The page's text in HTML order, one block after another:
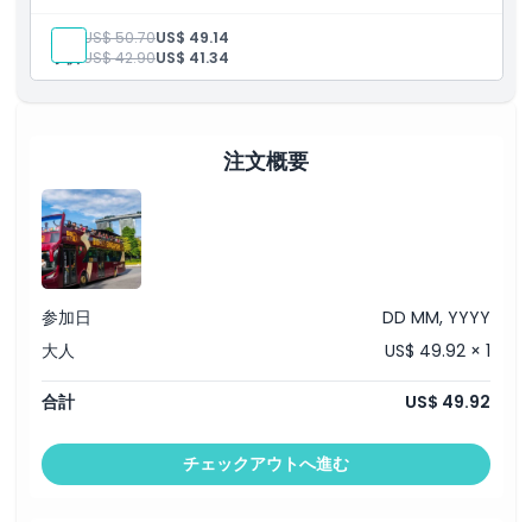
ップバスツアー。
英語ガイド付きで、マリーナベイ、チャイナタウンなどの見ど
ころを案内します。
パノラマを目的としたツアーです。
大人: US$ 50.70US$ 49.14
子供:US$ 42.90US$ 41.34
注文概要
参加日
DD MM, YYYY
大人
US$ 49.92 × 1
合計 US$ 49.92
チェックアウトへ進む